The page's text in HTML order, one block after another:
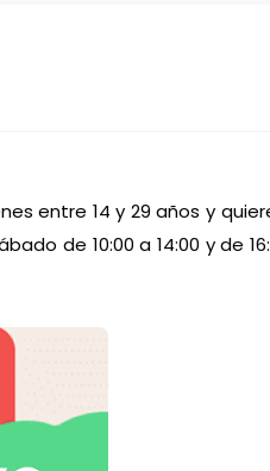
entre 14 y 29 años y
de 10:00 a 14:00 y de